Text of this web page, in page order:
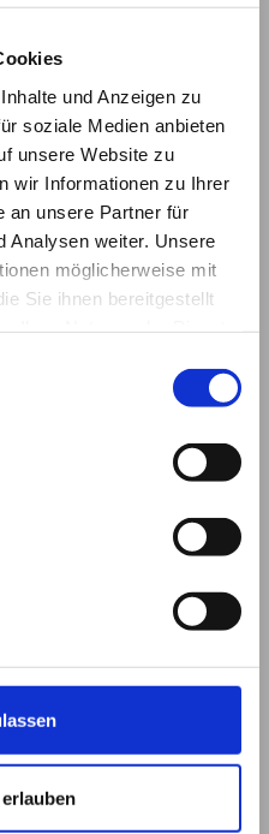
und Anzeigen zu
soziale Medien anbieten
unsere Website zu
wir Informationen zu Ihrer
an unsere Partner für
Analysen weiter. Unsere
möglicherweise mit
Sie ihnen bereitgestellt